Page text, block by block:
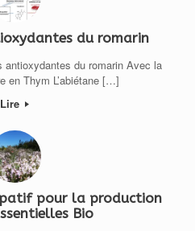
du romarin
antioxydantes du romarin Avec la
en Thym L’abiétane […]
Lire
pour la production
Bio